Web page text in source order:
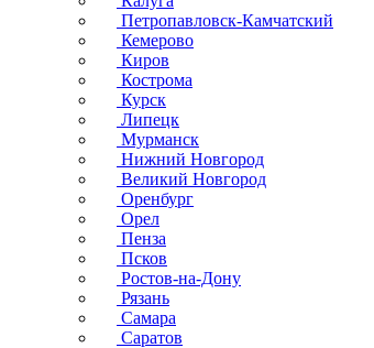
Петропавловск-Камчатский
Кемерово
Киров
Кострома
Курск
Липецк
Мурманск
Нижний Новгород
Великий Новгород
Оренбург
Орел
Пенза
Псков
Ростов-на-Дону
Рязань
Самара
Саратов